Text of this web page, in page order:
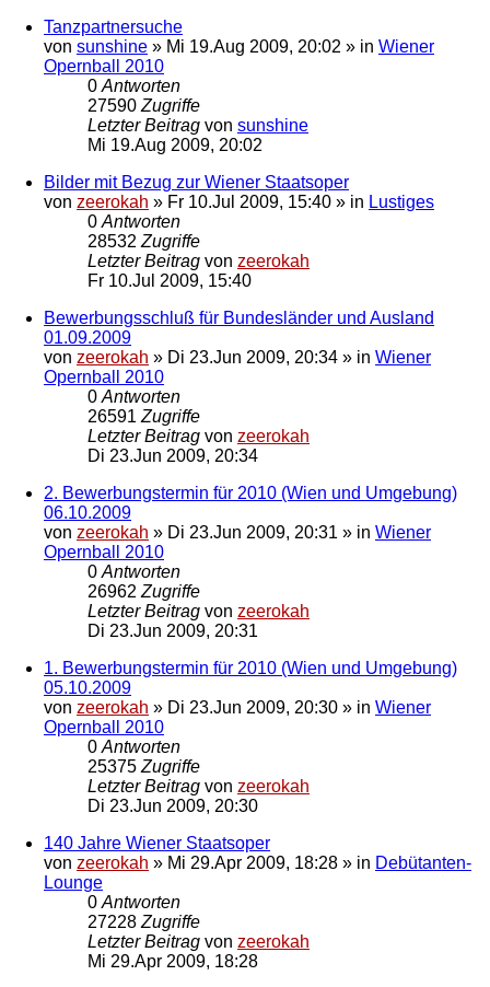
Tanzpartnersuche
von sunshine » Mi 19.Aug 2009, 20:02 » in Wiener
Opernball 2010
0 Antworten
27590 Zugriffe
Letzter Beitrag von sunshine
Mi 19.Aug 2009, 20:02
Bilder mit Bezug zur Wiener Staatsoper
von zeerokah » Fr 10.Jul 2009, 15:40 » in Lustiges
0 Antworten
28532 Zugriffe
Letzter Beitrag von zeerokah
Fr 10.Jul 2009, 15:40
Bewerbungsschluß für Bundesländer und Ausland
01.09.2009
von zeerokah » Di 23.Jun 2009, 20:34 » in Wiener
Opernball 2010
0 Antworten
26591 Zugriffe
Letzter Beitrag von zeerokah
Di 23.Jun 2009, 20:34
2. Bewerbungstermin für 2010 (Wien und Umgebung)
06.10.2009
von zeerokah » Di 23.Jun 2009, 20:31 » in Wiener
Opernball 2010
0 Antworten
26962 Zugriffe
Letzter Beitrag von zeerokah
Di 23.Jun 2009, 20:31
1. Bewerbungstermin für 2010 (Wien und Umgebung)
05.10.2009
von zeerokah » Di 23.Jun 2009, 20:30 » in Wiener
Opernball 2010
0 Antworten
25375 Zugriffe
Letzter Beitrag von zeerokah
Di 23.Jun 2009, 20:30
140 Jahre Wiener Staatsoper
von zeerokah » Mi 29.Apr 2009, 18:28 » in Debütanten-
Lounge
0 Antworten
27228 Zugriffe
Letzter Beitrag von zeerokah
Mi 29.Apr 2009, 18:28